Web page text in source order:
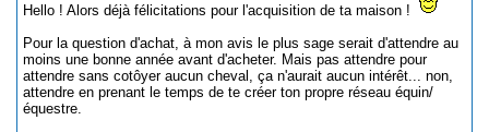
Hello ! Alors déjà félicitations pour l'acquisition de ta maison !
Pour la question d'achat, à mon avis le plus sage serait d'attendre au
moins une bonne année avant d'acheter. Mais pas attendre pour
attendre sans cotôyer aucun cheval, ça n'aurait aucun intérêt... non,
attendre en prenant le temps de te créer ton propre réseau équin/
équestre.